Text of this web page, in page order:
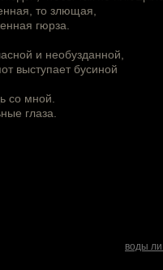
то злющая,
гюрза.
и необузданной,
выступает бусиной
со мной.
глаза.
воды